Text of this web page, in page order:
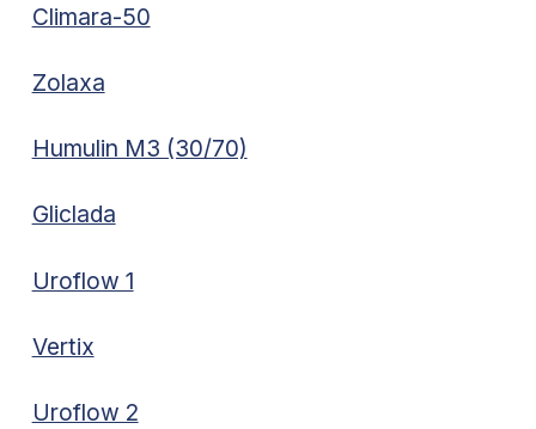
Climara-50
Zolaxa
Humulin M3 (30/70)
Gliclada
Uroflow 1
Vertix
Uroflow 2